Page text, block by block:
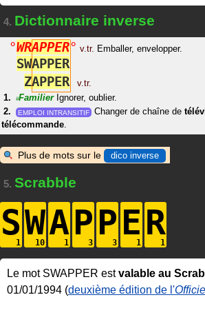
4. Dictionnaire inverse
°WRAPPER° v.tr. Emballer, envelopper.
SWAPPER
ZAPPER v.tr.
#Familier Ignorer, oublier.
EMPLOI INTRANSITIF Changer de chaîne de
télécommande.
Plus de mots sur le dico inverse
5. Scrabble
SWAPPER
Le mot SWAPPER estvalable au
01/01/1994 (deuxième édition de l'